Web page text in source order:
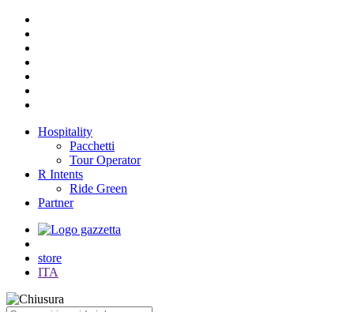
Hospitality
Pacchetti
Tour Operator
R Intents
Ride Green
Partner
store
ITA